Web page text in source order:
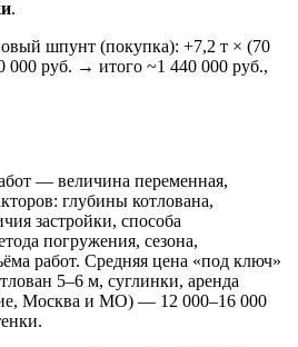
.
шпунт (покупка): +7,2 т × (70
000 руб. → итого ~1 440 000 руб.,
— величина переменная,
глубины котлована,
застройки, способа
погружения, сезона,
работ. Средняя цена «под ключ»
5–6 м, суглинки, аренда
Москва и МО) — 12 000–16 000